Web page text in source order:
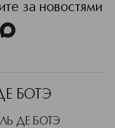
за новостями
БОТЭ
ДЕ БОТЭ